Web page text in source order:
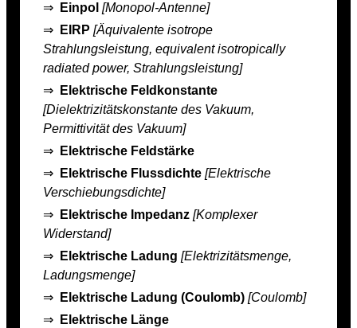
⇒
Einpol [Monopol-Antenne]
⇒
EIRP [Äquivalente isotrope
Strahlungsleistung, equivalent isotropically
radiated power, Strahlungsleistung]
⇒
Elektrische Feldkonstante
[Dielektrizitätskonstante des Vakuum,
Permittivität des Vakuum]
⇒
Elektrische Feldstärke
⇒
Elektrische Flussdichte [Elektrische
Verschiebungsdichte]
⇒
Elektrische Impedanz [Komplexer
Widerstand]
⇒
Elektrische Ladung [Elektrizitätsmenge,
Ladungsmenge]
⇒
Elektrische Ladung (Coulomb) [Coulomb]
⇒
Elektrische Länge